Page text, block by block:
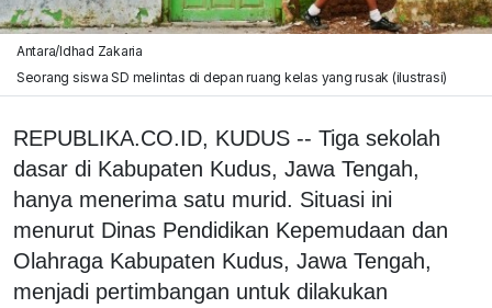
Antara/Idhad Zakaria
Seorang siswa SD melintas di depan ruang kelas yang rusak (ilustrasi)
REPUBLIKA.CO.ID, KUDUS -- Tiga sekolah
dasar di Kabupaten Kudus, Jawa Tengah,
hanya menerima satu murid. Situasi ini
menurut Dinas Pendidikan Kepemudaan dan
Olahraga Kabupaten Kudus, Jawa Tengah,
menjadi pertimbangan untuk dilakukan